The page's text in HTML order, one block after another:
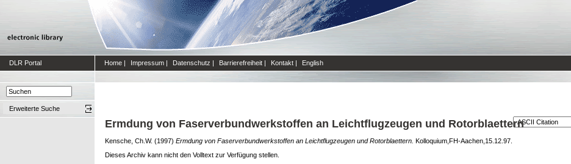
DLR Portal Home | Impressum | Datenschutz | Barrierefreiheit | Kontakt | English
Erweiterte Suche
Ermdung von Faserverbundwerkstoffen an Leichtflugzeugen und Rotorblaettern
Kensche, Ch.W. (1997) Ermdung von Faserverbundwerkstoffen an Leichtflugzeugen und Rotorblaettern. Kolloquium,FH-Aachen,15.12.97.
Dieses Archiv kann nicht den Volltext zur Verfügung stellen.